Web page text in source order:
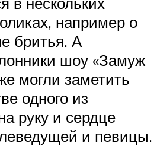
например о
бритья. А
шоу «Замуж
могли заметить
одного из
руку и сердце
и певицы.